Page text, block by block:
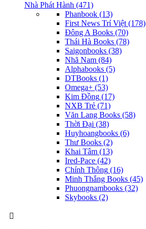
Nhà Phát Hành (471)
Phanbook (13)
First News Trí Việt (178)
Đông A Books (70)
Thái Hà Books (78)
Saigonbooks (38)
Nhã Nam (84)
Alphabooks (5)
DTBooks (1)
Omega+ (53)
Kim Đồng (17)
NXB Trẻ (71)
Văn Lang Books (58)
Thời Đại (38)
Huyhoangbooks (6)
Thư Books (2)
Khai Tâm (13)
Ired-Pace (42)
Chính Thông (16)
Minh Thắng Books (45)
Phuongnambooks (32)
Skybooks (2)